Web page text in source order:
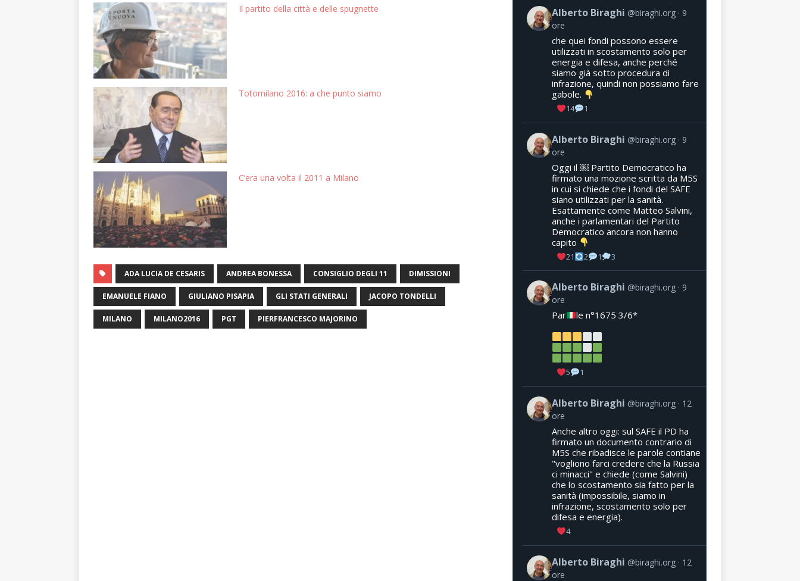
Il partito della città e delle spugnette
Totomilano 2016: a che punto siamo
C’era una volta il 2011 a Milano
ADA LUCIA DE CESARIS ANDREA BONESSA CONSIGLIO DEGLI 11 DIMISSIONI
EMANUELE FIANO GIULIANO PISAPIA GLI STATI GENERALI JACOPO TONDELLI
MILANO MILANO2016 PGT PIERFRANCESCO MAJORINO
Alberto Biraghi @biraghi.org
9
ore
che quei fondi possono essere
utilizzati in scostamento solo per
energia e difesa, anche perché
siamo già sotto procedura di
infrazione, quindi non possiamo fare
gabole.
14 1
Alberto Biraghi @biraghi.org
9
ore
Oggi il ￼ Partito Democratico ha
firmato una mozione scritta da M5S
in cui si chiede che i fondi del SAFE
siano utilizzati per la sanità.
Esattamente come Matteo Salvini,
anche i parlamentari del Partito
Democratico ancora non hanno
capito
21 2 1 3
Alberto Biraghi @biraghi.org
9
ore
Par le n°1675 3/6*
5 1
Alberto Biraghi @biraghi.org
12
ore
Anche altro oggi: sul SAFE il PD ha
firmato un documento contrario di
M5S che ribadisce le parole contiane
"vogliono farci credere che la Russia
ci minacci" e chiede (come Salvini)
che lo scostamento sia fatto per la
sanità (impossibile, siamo in
infrazione, scostamento solo per
difesa e energia).
4
Alberto Biraghi @biraghi.org
12
ore